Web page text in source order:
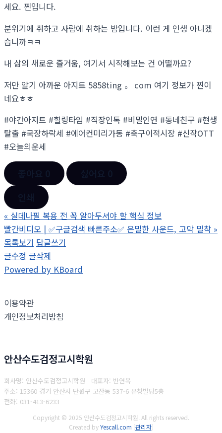
세요. 찐입니다.
분위기에 취하고 사람에 취하는 밤입니다. 이런 게 인생 아니겠
습니까ㅋㅋ
내 삶의 새로운 즐거움, 여기서 시작해보는 건 어떨까요?
저만 알기 아까운 아지트 5858ting 。 com 여기 정보가 찐이
네요ㅎㅎ
#야간아지트 #힐링타임 #직장인톡 #비밀인연 #동네친구 #현생
탈출 #국장하락세 #에어컨미리가동 #축구이적시장 #신작OTT
#오늘의운세
« 실데나필 복용 전 꼭 알아두셔야 할 핵심 정보
빨간비디오 | ✅구글검색 빠른주소✅ 은밀한 사운드, 고막 밀착 »
목록보기 답글쓰기
글수정 글삭제
Powered by KBoard
이용약관
개인정보처리방침
안산수도검정고시학원
회사명: 안산수도검정고시학원 대표자: 반연옥
주소: 15360 경기 안산시 단원구 고잔동 537-6 유창빌딩5층
전화: 031-413-6233
Copyright © 2025 안산수도검정고시학원. All rights reserved.
Created byYescall.com [관리자]